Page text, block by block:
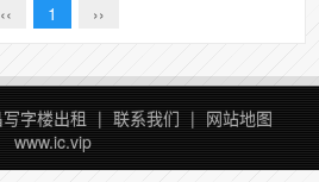
‹‹ 1 ››
字楼出租 | 联系我们 | 网站地图
www.ic.vip